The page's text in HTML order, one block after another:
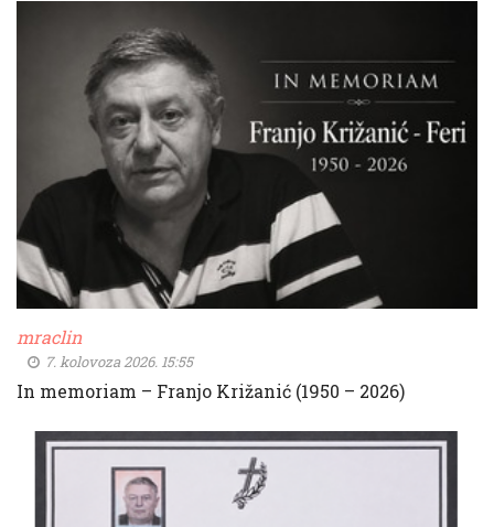
mraclin
7. kolovoza 2026. 15:55
In memoriam – Franjo Križanić (1950 – 2026)